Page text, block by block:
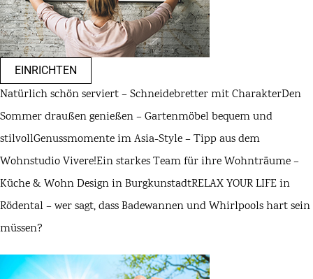
EINRICHTEN
Natürlich schön serviert – Schneidebretter mit CharakterDen
Sommer draußen genießen – Gartenmöbel bequem und
stilvollGenussmomente im Asia-Style – Tipp aus dem
Wohnstudio Vivere!Ein starkes Team für ihre Wohnträume –
Küche & Wohn Design in BurgkunstadtRELAX YOUR LIFE in
Rödental – wer sagt, dass Badewannen und Whirlpools hart sein
müssen?